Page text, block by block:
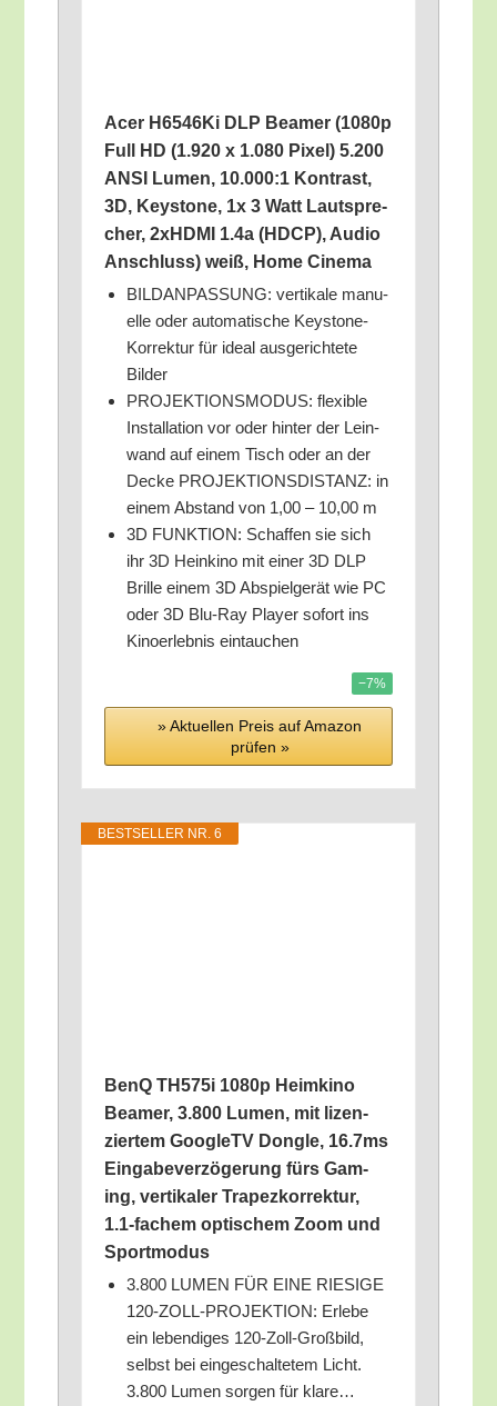
Acer H6546Ki DLP Bea­mer (1080p
Full HD (1.920 x 1.080 Pixel) 5.200
ANSI Lumen, 10.000:1 Kon­trast,
3D, Key­stone, 1x 3 Watt Laut­spre­
cher, 2xHDMI 1.4a (HDCP), Audio
Anschluss) weiß, Home Cinema
BILDANPASSUNG: ver­ti­ka­le manu­
el­le oder auto­ma­ti­sche Key­stone-
Kor­rek­tur für ide­al aus­ge­rich­te­te
Bilder
PROJEKTIONSMODUS: fle­xi­ble
Instal­la­ti­on vor oder hin­ter der Lein­
wand auf einem Tisch oder an der
Decke PROJEKTIONSDISTANZ: in
einem Abstand von 1,00 – 10,00 m
3D FUNKTION: Schaf­fen sie sich
ihr 3D Hein­ki­no mit einer 3D DLP
Bril­le einem 3D Abspiel­ge­rät wie PC
oder 3D Blu-Ray Play­er sofort ins
Kino­er­leb­nis eintauchen
−7%
» Aktu­el­len Preis auf Ama­zon
prü­fen »
BEST­SEL­LER NR. 6
BenQ TH575i 1080p Heim­ki­no
Bea­mer, 3.800 Lumen, mit lizen­
zier­tem Goo­gleTV Don­gle, 16.7ms
Ein­ga­be­ver­zö­ge­rung fürs Gam­
ing, ver­ti­ka­ler Tra­pez­kor­rek­tur,
1.1‑fachem opti­schem Zoom und
Sportmodus
3.800 LUMEN FÜR EINE RIESIGE
120-ZOLL-PROJEKTION: Erle­be
ein leben­di­ges 120-Zoll-Groß­bild,
selbst bei ein­ge­schal­te­tem Licht.
3.800 Lumen sor­gen für klare…